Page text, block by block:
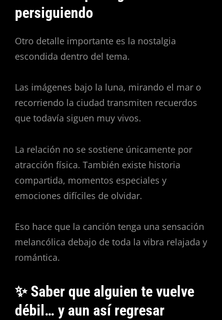
persiguiendo
Otro detalle importante es la nostalgia
escondida dentro del tema.
Las imágenes bajo la luna, mirando el mar o
recorriendo la ciudad transmiten recuerdos
que todavía siguen muy vivos.
La relación no se sostiene únicamente por
atracción física. También existe historia
compartida, momentos especiales y
emociones difíciles de olvidar.
Eso hace que la canción tenga una sensación
melancólica debajo de toda la vibra relajada y
romántica.
✨ Saber que alguien te vuelve
débil… y aun así regresar